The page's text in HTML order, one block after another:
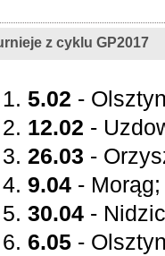
z cyklu GP2017
5.02 -
12.02 -
26.03 -
9.04 -
30.04 -
6.05 -